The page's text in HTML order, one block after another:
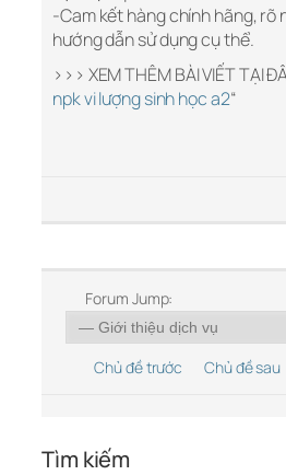
-Cam kết hàng chính hãng, rõ
hướng dẫn sử dụng cụ thể.
>>> XEM THÊM BÀI VIẾT TẠI
npk vi lượng sinh học a2“
Forum Jump:
Chủ đề trước Chủ đề sau
Tìm kiếm